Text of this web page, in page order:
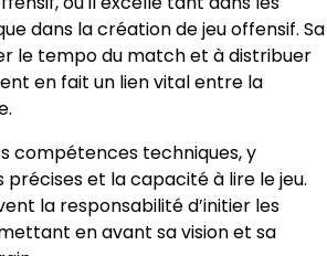
dans la création de jeu offensif. Sa
le tempo du match et à distribuer
en fait un lien vital entre la
compétences techniques, y
précises et la capacité à lire le jeu.
la responsabilité d’initier les
en avant sa vision et sa